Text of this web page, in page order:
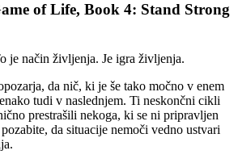
of Life, Book 4: Stand Strong
je način življenja. Je igra življenja.
da nič, ki je še tako močno v enem
tudi v naslednjem. Ti neskončni cikli
prestrašili nekoga, ki se ni pripravljen
da situacije nemoči vedno ustvari